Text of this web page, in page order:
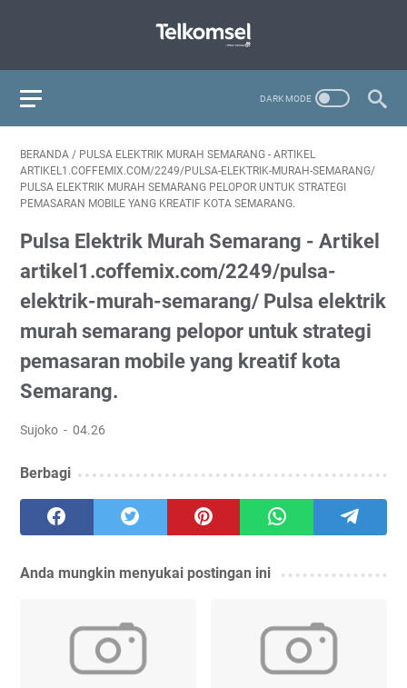
BERANDA / PULSA ELEKTRIK MURAH SEMARANG - ARTIKEL
ARTIKEL1.COFFEMIX.COM/2249/PULSA-ELEKTRIK-MURAH-SEMARANG/‎
PULSA ELEKTRIK MURAH SEMARANG PELOPOR UNTUK STRATEGI
PEMASARAN MOBILE YANG KREATIF KOTA SEMARANG.
Pulsa Elektrik Murah Semarang - Artikel
artikel1.coffemix.com/2249/pulsa-
elektrik-murah-semarang/‎ Pulsa elektrik
murah semarang pelopor untuk strategi
pemasaran mobile yang kreatif kota
Semarang.
Sujoko 04.26
Berbagi
Anda mungkin menyukai postingan ini